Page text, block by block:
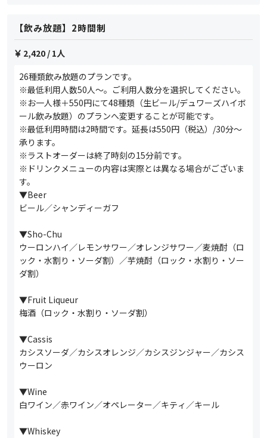
【飲み放題】2時間制
2,420 / 1人
26種類飲み放題のプランです。
※最低利用人数50人～。ご利用人数分を選択してください。
※お一人様＋550円にて48種類（生ビール/デュワーズハイボ
ール飲み放題）のプランへ変更することが可能です。
※最低利用時間は2時間です。延長は550円（税込）/30分～
承ります。
※ラストオーダーは終了時刻の15分前です。
※ドリンクメニューの内容は実際とは異なる場合がございま
す。
▼Beer
ビール／シャンディーガフ
▼Sho-Chu
ウーロンハイ／レモンサワー／オレンジサワー／麦焼酎（ロ
ック・水割り・ソーダ割）／芋焼酎（ロック・水割り・ソー
ダ割）
▼Fruit Liqueur
梅酒（ロック・水割り・ソーダ割）
▼Cassis
カシスソーダ／カシスオレンジ／カシスジンジャー／カシス
ウーロン
▼Wine
白ワイン／赤ワイン／オペレーター／キティ／キール
▼Whiskey